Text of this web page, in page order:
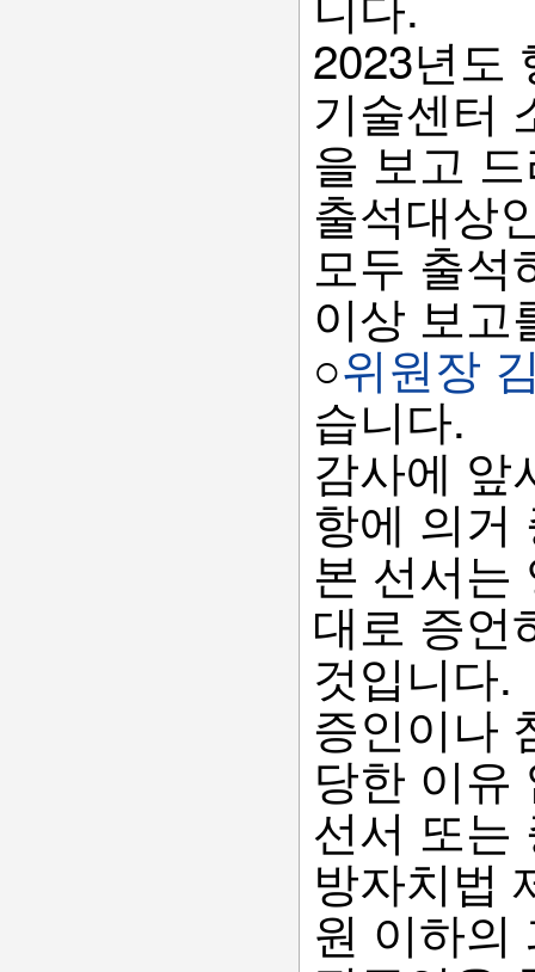
2023년도
기술센터
을 보고
출석대상
모두 출석
이상 보고
○위원장
습니다.
감사에 앞
항에 의거
본 선서는
대로 증언
것입니다.
증인이나
당한 이유
선서 또는
방자치법
원 이하의